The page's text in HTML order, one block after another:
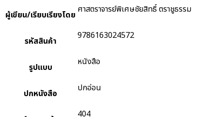
ผู้เขียน/เรียบเรียงโดย ศาสตราจารย์พิเศษชัยสิทธิ์ ตราชูธรรม
รหัสสินค้า 9786163024572
รูปแบบ หนังสือ
ปกหนังสือ ปกอ่อน
404